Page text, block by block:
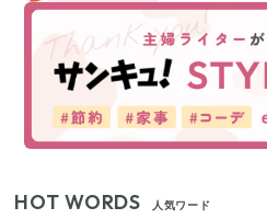
HOT WORDS 人気ワード